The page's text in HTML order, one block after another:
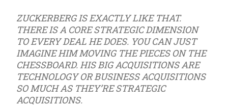
ZUCKERBERG IS EXACTLY LIKE THAT.
THERE IS A CORE STRATEGIC DIMENSION
TO EVERY DEAL HE DOES. YOU CAN JUST
IMAGINE HIM MOVING THE PIECES ON THE
CHESSBOARD. HIS BIG ACQUISITIONS ARE
TECHNOLOGY OR BUSINESS ACQUISITIONS
SO MUCH AS THEY’RE STRATEGIC
ACQUISITIONS.